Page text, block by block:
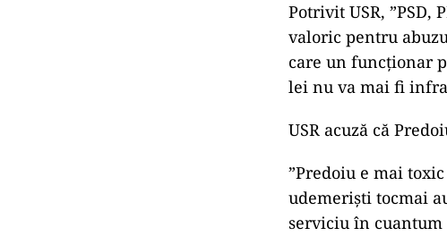
Potrivit USR, ”PSD,
valoric pentru
care un funcţionar
lei nu va mai fi
USR acuză că
”Predoiu e mai
udemerişti tocmai
serviciu în